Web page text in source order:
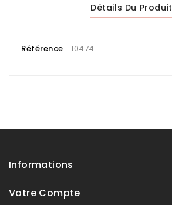
Détails Du Produit
Référence 10474
Informations
Votre Compte